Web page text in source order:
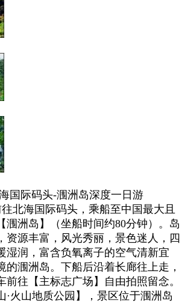
国际码头-涠洲岛深度一日游
北海国际码头，乘船至中国最大且
涠洲岛】（坐船时间约80分钟）。岛
资源丰富，风光秀丽，景色迷人，四
湿润，富含负氧离子的空气清新宜
的涠洲岛。下船后沿着长廊往上走，
前往【主标志广场】自由拍照留念。
·火山地质公园】，景区位于涠洲岛